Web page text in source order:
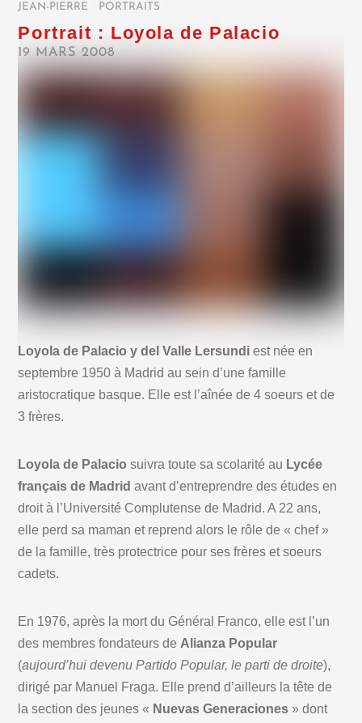
JEAN-PIERRE PORTRAITS
Portrait : Loyola de Palacio
19 MARS 2008
Loyola de Palacio y del Valle Lersundi est née en
septembre 1950 à Madrid au sein d’une famille
aristocratique basque. Elle est l’aînée de 4 soeurs et de
3 frères.
Loyola de Palacio suivra toute sa scolarité au Lycée
français de Madrid avant d’entreprendre des études en
droit à l’Université Complutense de Madrid. A 22 ans,
elle perd sa maman et reprend alors le rôle de « chef »
de la famille, très protectrice pour ses frères et soeurs
cadets.
En 1976, après la mort du Général Franco, elle est l’un
des membres fondateurs de Alianza Popular
(aujourd’hui devenu Partido Popular, le parti de droite),
dirigé par Manuel Fraga. Elle prend d’ailleurs la tête de
la section des jeunes « Nuevas Generaciones » dont